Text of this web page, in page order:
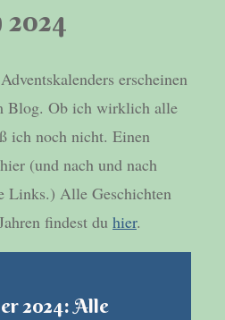
2024
erscheinen
Blog. Ob ich wirklich alle
ich noch nicht. Einen
(und nach und nach
Links.) Alle Geschichten
findest du hier.
2024: Alle